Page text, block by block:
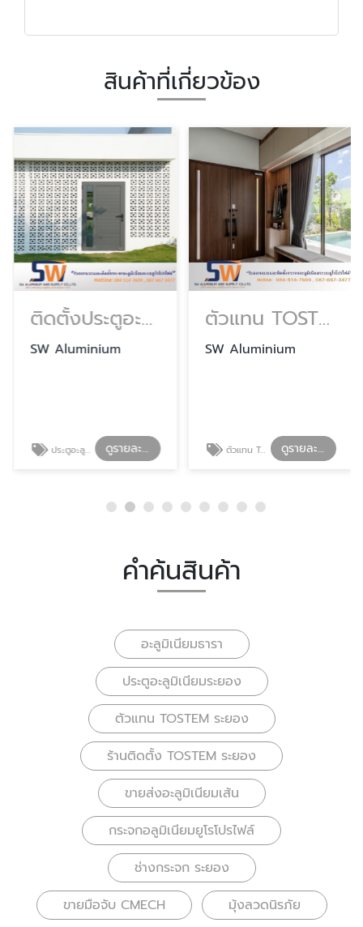
สินค้าที่เกี่ยวข้อง
ติดตั้งประตูอะลูมิเนียม ระยอง
SW Aluminium
ประตูอะลูมิเนียมระยอง ดูรายละเอียด
ตัวแทน TOSTEM ระยอง
SW Aluminium
ตัวแทน TOSTEM ระยอง ดูรายละเอียด
คำค้นสินค้า
อะลูมิเนียมธารา
ประตูอะลูมิเนียมระยอง
ตัวแทน TOSTEM ระยอง
ร้านติดตั้ง TOSTEM ระยอง
ขายส่งอะลูมิเนียมเส้น
กระจกอลูมิเนียมยูโรโปรไฟล์
ช่างกระจก ระยอง
ขายมือจับ CMECH
มุ้งลวดนิรภัย